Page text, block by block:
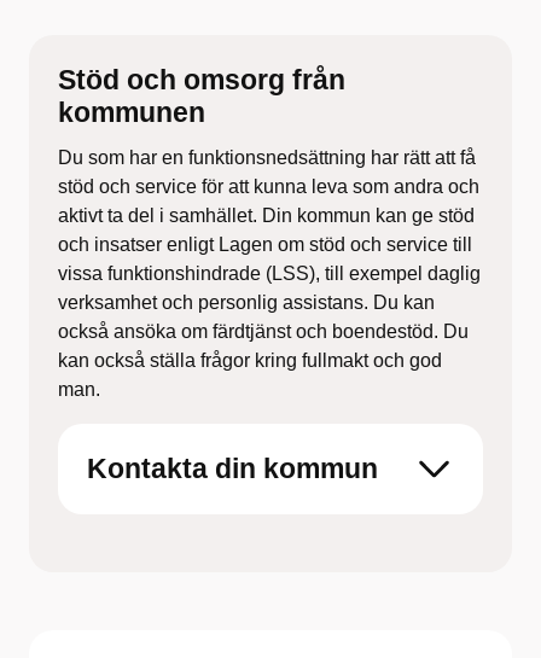
Stöd och omsorg från
kommunen
Du som har en funktionsnedsättning har rätt att få
stöd och service för att kunna leva som andra och
aktivt ta del i samhället. Din kommun kan ge stöd
och insatser enligt Lagen om stöd och service till
vissa funktionshindrade (LSS), till exempel daglig
verksamhet och personlig assistans. Du kan
också ansöka om färdtjänst och boendestöd. Du
kan också ställa frågor kring fullmakt och god
man.
Kontakta din kommun